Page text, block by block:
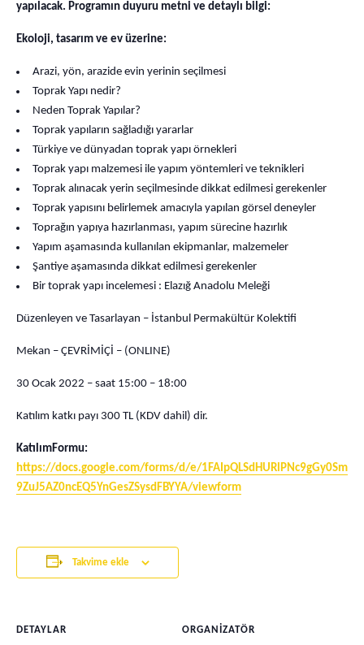
yapılacak. Programın duyuru metni ve detaylı bilgi:
Ekoloji, tasarım ve ev üzerine:
Arazi, yön, arazide evin yerinin seçilmesi
Toprak Yapı nedir?
Neden Toprak Yapılar?
Toprak yapıların sağladığı yararlar
Türkiye ve dünyadan toprak yapı örnekleri
Toprak yapı malzemesi ile yapım yöntemleri ve teknikleri
Toprak alınacak yerin seçilmesinde dikkat edilmesi gerekenler
Toprak yapısını belirlemek amacıyla yapılan görsel deneyler
Toprağın yapıya hazırlanması, yapım sürecine hazırlık
Yapım aşamasında kullanılan ekipmanlar, malzemeler
Şantiye aşamasında dikkat edilmesi gerekenler
Bir toprak yapı incelemesi : Elazığ Anadolu Meleği
Düzenleyen ve Tasarlayan – İstanbul Permakültür Kolektifi
Mekan – ÇEVRİMİÇİ – (ONLINE)
30 Ocak 2022 – saat 15:00 – 18:00
Katılım katkı payı 300 TL (KDV dahil) dir.
KatılımFormu:
https://docs.google.com/forms/d/e/
9ZuJ5AZ0ncEQ5YnGesZSysdFBYYA/viewform
Takvime ekle
DETAYLAR
ORGANIZATÖR